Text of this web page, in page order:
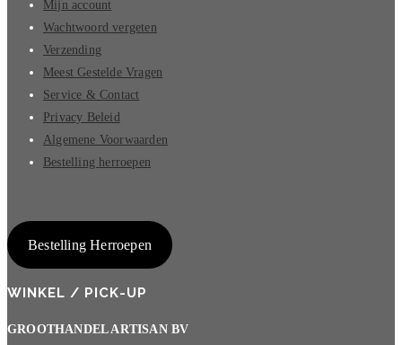
Mijn account
Wachtwoord vergeten
Verzending
Meest Gestelde Vragen
Service & Contact
Privacy Beleid
Algemene Voorwaarden
Bestelling herroepen
Bestelling Herroepen
WINKEL / PICK-UP
GROOTHANDEL ARTISAN BV